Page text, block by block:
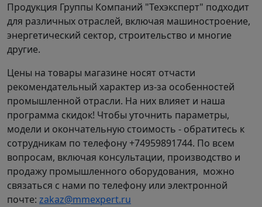
Продукция Группы Компаний "Техэксперт" подходит
для различных отраслей, включая машиностроение,
энергетический сектор, строительство и многие
другие.
Цены на товары магазине носят отчасти
рекомендательный характер из-за особенностей
промышленной отрасли. На них влияет и наша
программа скидок! Чтобы уточнить параметры,
модели и окончательную стоимость - обратитесь к
сотрудникам по телефону +74959891744. По всем
вопросам, включая консультации, производство и
продажу промышленного оборудования, можно
связаться с нами по телефону или электронной
почте: zakaz@mmexpert.ru